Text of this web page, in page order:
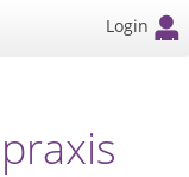
Login